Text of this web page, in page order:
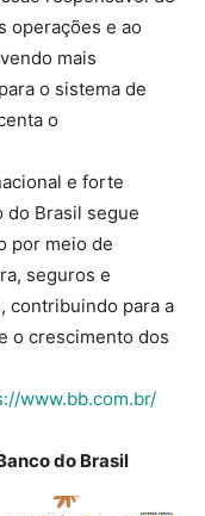
operações e ao
mais
o sistema de
o
e forte
do Brasil segue
por meio de
seguros e
contribuindo para a
o crescimento dos
www.bb.com.br/
do Brasil